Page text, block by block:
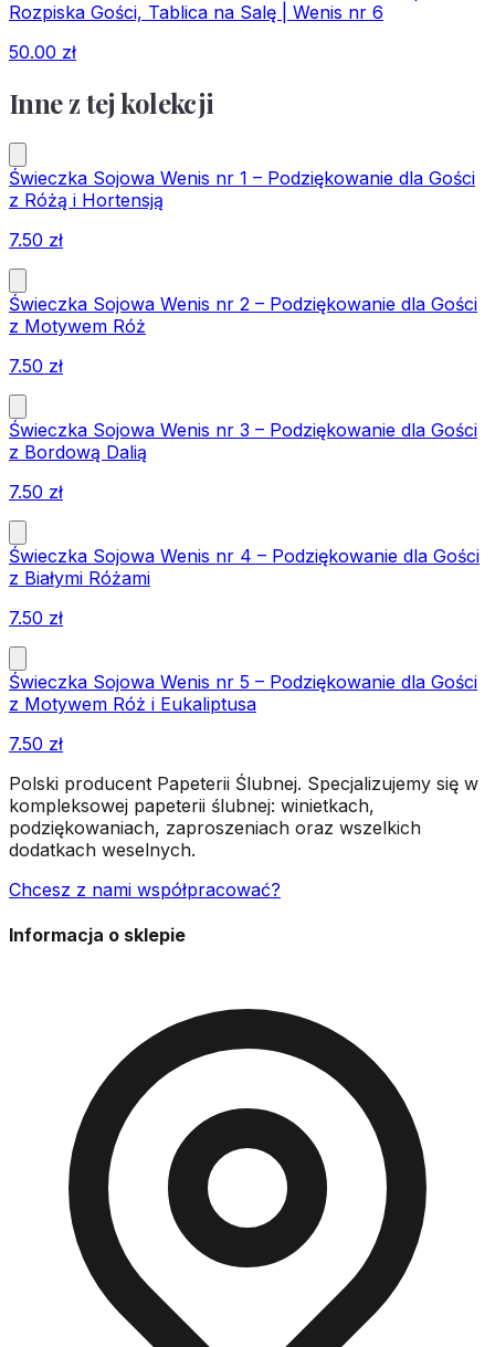
Rozpiska Gości, Tablica na Salę | Wenis nr 6
50.00 zł
Inne z tej kolekcji
Świeczka Sojowa Wenis nr 1 – Podziękowanie dla Gości
z Różą i Hortensją
7.50 zł
Świeczka Sojowa Wenis nr 2 – Podziękowanie dla Gości
z Motywem Róż
7.50 zł
Świeczka Sojowa Wenis nr 3 – Podziękowanie dla Gości
z Bordową Dalią
7.50 zł
Świeczka Sojowa Wenis nr 4 – Podziękowanie dla Gości
z Białymi Różami
7.50 zł
Świeczka Sojowa Wenis nr 5 – Podziękowanie dla Gości
z Motywem Róż i Eukaliptusa
7.50 zł
Polski producent Papeterii Ślubnej. Specjalizujemy się w
kompleksowej papeterii ślubnej: winietkach,
podziękowaniach, zaproszeniach oraz wszelkich
dodatkach weselnych.
Chcesz z nami współpracować?
Informacja o sklepie